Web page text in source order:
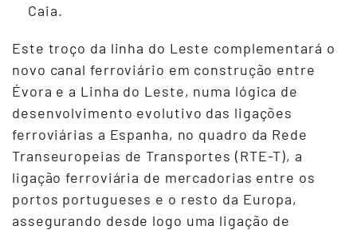
Caia.
Este troço da linha do Leste complementará o
novo canal ferroviário em construção entre
Évora e a Linha do Leste, numa lógica de
desenvolvimento evolutivo das ligações
ferroviárias a Espanha, no quadro da Rede
Transeuropeias de Transportes (RTE-T), a
ligação ferroviária de mercadorias entre os
portos portugueses e o resto da Europa,
assegurando desde logo uma ligação de